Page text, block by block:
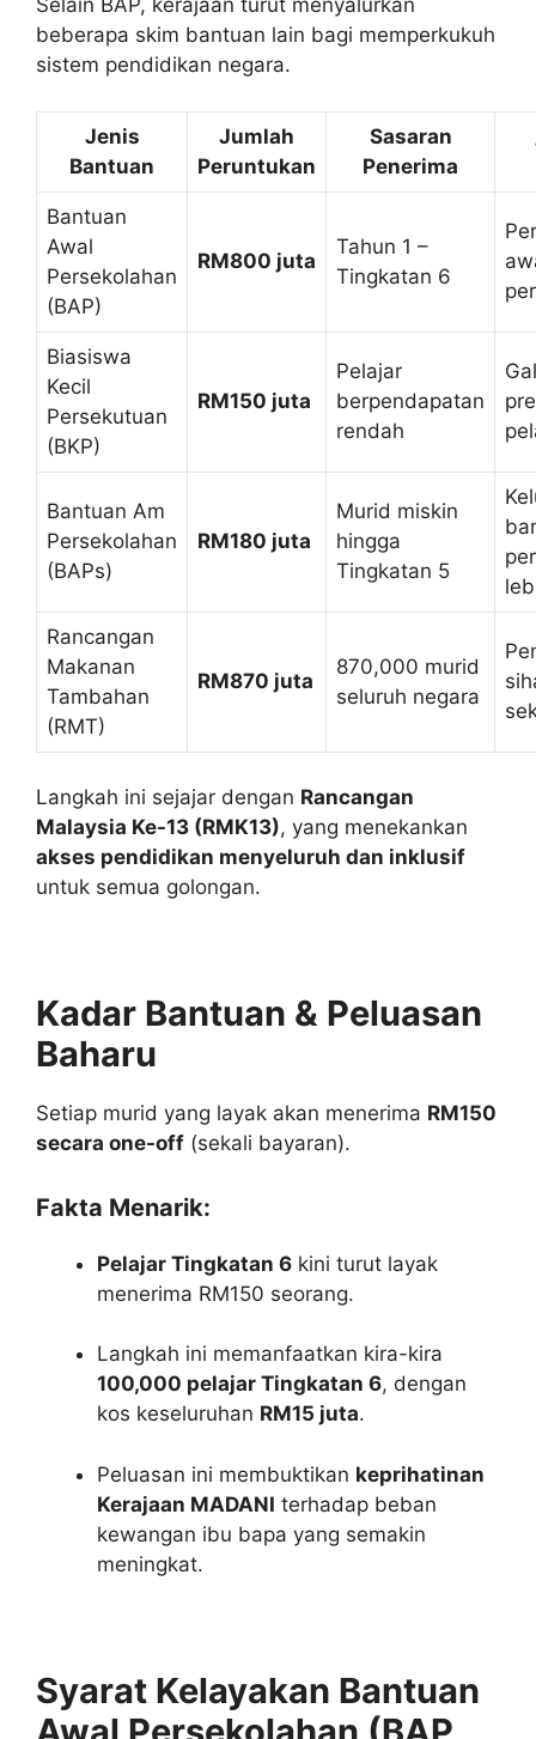
Selain BAP, kerajaan turut menyalurkan
beberapa skim bantuan lain bagi memperkukuh
sistem pendidikan negara.
Jenis
Bantuan
Jumlah
Peruntukan
Sasaran
Penerima
Bantuan
Awal
Persekolahan
(BAP)
RM800 juta
Tahun 1 –
Tingkatan 6
Biasiswa
Kecil
Persekutuan
(BKP)
RM150 juta
Pelajar
berpendapatan
rendah
Bantuan Am
Persekolahan
(BAPs)
RM180 juta
Murid miskin
hingga
Tingkatan 5
Rancangan
Makanan
Tambahan
(RMT)
RM870 juta
870,000 murid
seluruh negara
Langkah ini sejajar dengan Rancangan
Malaysia Ke-13 (RMK13), yang menekankan
akses pendidikan menyeluruh dan inklusif
untuk semua golongan.
Kadar Bantuan & Peluasan
Baharu
Setiap murid yang layak akan menerima RM150
secara one-off (sekali bayaran).
Fakta Menarik:
Pelajar Tingkatan 6 kini turut layak
menerima RM150 seorang.
Langkah ini memanfaatkan kira-kira
100,000 pelajar Tingkatan 6, dengan
kos keseluruhan RM15 juta.
Peluasan ini membuktikan keprihatinan
Kerajaan MADANI terhadap beban
kewangan ibu bapa yang semakin
meningkat.
Syarat Kelayakan Bantuan